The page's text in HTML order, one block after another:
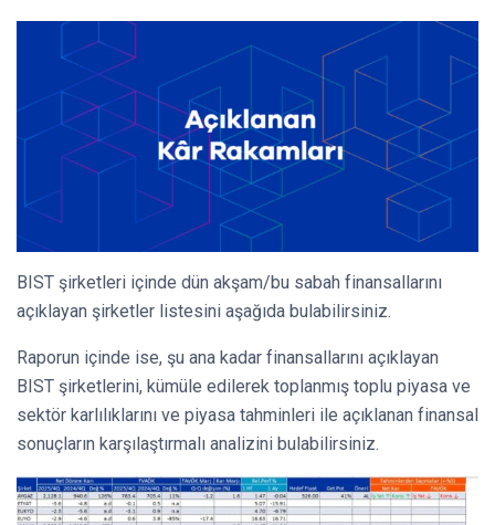
BIST şirketleri içinde dün akşam/bu sabah finansallarını
açıklayan şirketler listesini aşağıda bulabilirsiniz.
Raporun içinde ise, şu ana kadar finansallarını açıklayan
BIST şirketlerini, kümüle edilerek toplanmış toplu piyasa ve
sektör karlılıklarını ve piyasa tahminleri ile açıklanan finansal
sonuçların karşılaştırmalı analizini bulabilirsiniz.